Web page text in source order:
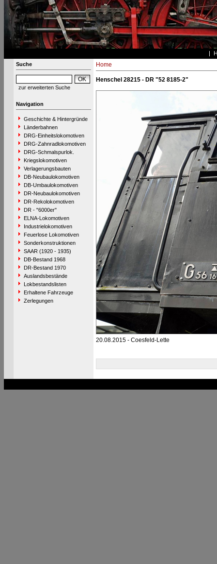
Suche
zur erweiterten Suche
Navigation
Geschichte & Hintergründe
Länderbahnen
DRG-Einheitslokomotiven
DRG-Zahnradlokomotiven
DRG-Schmalspurlok.
Kriegslokomotiven
Verlagerungsbauten
DB-Neubaulokomotiven
DB-Umbaulokomotiven
DR-Neubaulokomotiven
DR-Rekolokomotiven
DR - "6000er"
ELNA-Lokomotiven
Industrielokomotiven
Feuerlose Lokomotiven
Sonderkonstruktionen
SAAR (1920 - 1935)
DB-Bestand 1968
DR-Bestand 1970
Auslandsbestände
Lokbestandslisten
Erhaltene Fahrzeuge
Zerlegungen
Home
Henschel 28215 - DR "52 8185-2"
20.08.2015 - Coesfeld-Lette